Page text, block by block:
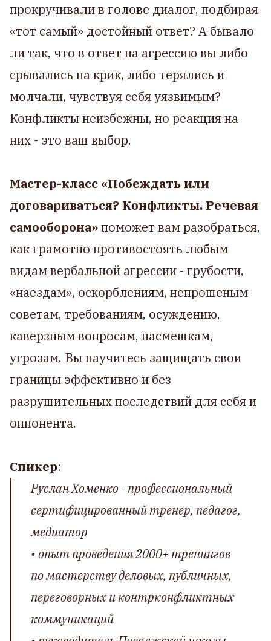
прокручивали в голове диалог, подбирая
«тот самый» достойный ответ? А бывало
ли так, что в ответ на агрессию вы либо
срывались на крик, либо терялись и
молчали, чувствуя себя уязвимым?
Конфликты неизбежны, но реакция на
них - это ваш выбор.
Мастер-класс «Побеждать или
договариваться? Конфликты. Речевая
самооборона»поможет вам разобраться,
как грамотно противостоять любым
видам вербальной агрессии - грубости,
«наездам», оскорблениям, непрошеным
советам, требованиям, осуждению,
каверзным вопросам, насмешкам,
угрозам. Вы научитесь защищать свои
границы эффективно и без
разрушительных последствий для себя и
оппонента.
Спикер:
Руслан Хоменко- профессиональный
сертифицированный тренер, педагог,
медиатор
• опыт проведения 2000+ тренингов
по мастерству деловых, публичных,
переговорных и контрконфликтных
коммуникаций